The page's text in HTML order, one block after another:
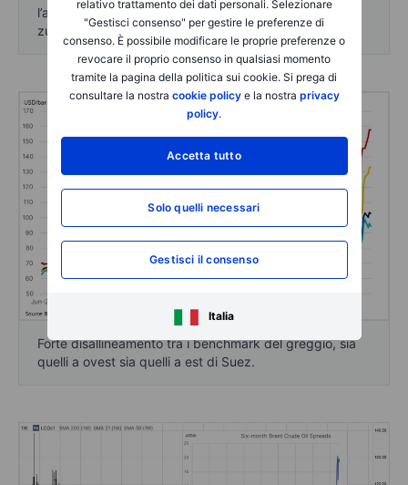
relativo trattamento dei dati personali. Selezionare
"Gestisci consenso" per gestire le preferenze di
consenso. È possibile modificare le proprie preferenze o
revocare il proprio consenso in qualsiasi momento
tramite la pagina della politica sui cookie. Si prega di
consultare la nostra cookie policye la nostra privacy
policy.
Accetta tutto
Solo quelli necessari
Gestisci il consenso
Italia
l’aumento dei prezzi dei carburanti ha sostenuto
zucchero e cotone.
Forte disallineamento tra i benchmark del greggio, sia
quelli a ovest sia quelli a est di Suez.